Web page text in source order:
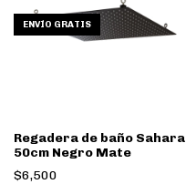
ENVÍO GRATIS
Regadera de baño Sahara
50cm Negro Mate
$6,500